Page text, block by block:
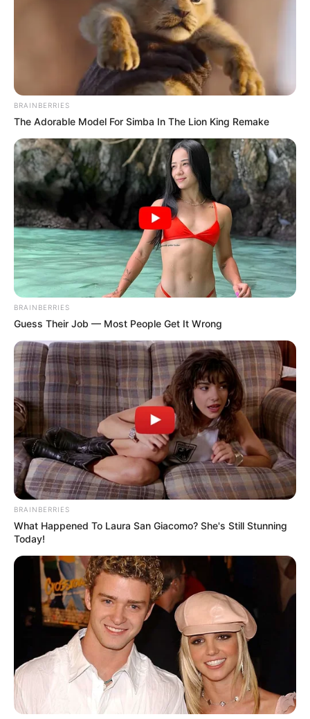
BRAINBERRIES
The Adorable Model For Simba In The Lion King Remake
BRAINBERRIES
Guess Their Job — Most People Get It Wrong
BRAINBERRIES
What Happened To Laura San Giacomo? She's Still Stunning
Today!